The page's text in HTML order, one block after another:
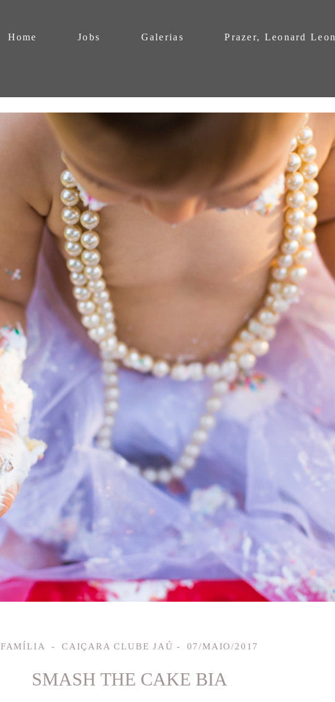
Home Jobs Galerias Prazer, Leonard Leon
FAMÍLIA CAIÇARA CLUBE JAÚ 07/MAIO/2017
SMASH THE CAKE BIA